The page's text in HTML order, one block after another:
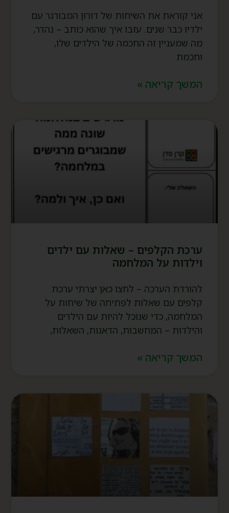
אני קוראת את השיחות של דורון המבורגר עם
ילדיו כבר שנים. עזבו איך שהוא כותב – נהדר,
מה שמעניין זה החכמה של הילדים שלו,
וחכמת
המשך קריאה »
ערכת הקלפים – שאלות עם ילדים
וילדות על המלחמה
להורדת הערכה – לחצו כאן יצרתי ערכת
קלפים עם שאלות לפתיחה של שיחות על
המלחמה, כדי שנוכל להיות עם הילדים
והילדות – המחשבות, הדאגות, השאלות,
המשך קריאה »